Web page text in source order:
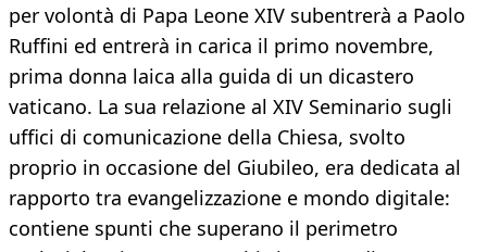
per volontà di Papa Leone XIV subentrerà a Paolo
Ruffini ed entrerà in carica il primo novembre,
prima donna laica alla guida di un dicastero
vaticano. La sua relazione al XIV Seminario sugli
uffici di comunicazione della Chiesa, svolto
proprio in occasione del Giubileo, era dedicata al
rapporto tra evangelizzazione e mondo digitale:
contiene spunti che superano il perimetro